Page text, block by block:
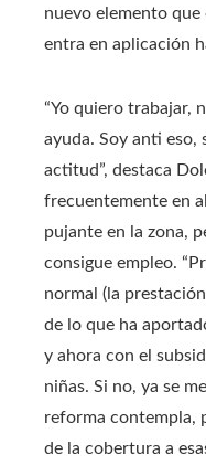
nuevo elemento
entra en aplicación
“Yo quiero trabajar,
ayuda. Soy anti eso,
actitud”, destaca
frecuentemente en
pujante en la zona,
consigue empleo.
normal (la
de lo que ha
y ahora con el
niñas. Si no, ya se
reforma contempla,
de la cobertura a